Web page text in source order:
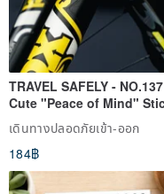
TRAVEL SAFELY - NO.137
Cute "Peace of Mind"
เดินทางปลอดภัยเข้า-ออก
184฿